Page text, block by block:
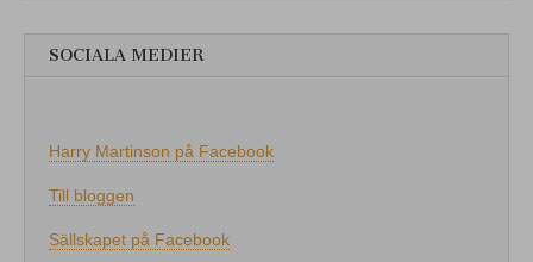
SOCIALA MEDIER
Harry Martinson på Facebook
Till bloggen
Sällskapet på Facebook